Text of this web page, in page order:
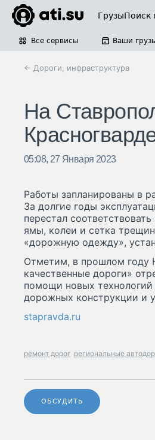
ГрузыПоиск
Все сервисы Ваши
← Дороги, инфраструктура
На
05:08, 27 Января 2023
Работы запланированы в
За долгие годы
перестал
ямы, колеи и сетка
«дорожную одежду»,
Отметим, в прошлом году
качественные дороги»
помощи новых технологий
дорожных конструкции и
stapravda.ru
ремонт дорог региональные
ОБСУДИТЬ